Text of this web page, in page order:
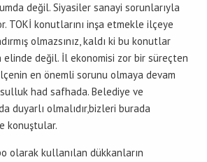
değil. Siyasiler sanayi sorunlarıyla
TOKİ konutlarını inşa etmekle ilçeye
olmazsınız, kaldı ki bu konutlar
değil. İl ekonomisi zor bir süreçten
en önemli sorunu olmaya devam
had safhada. Belediye ve
duyarlı olmalıdır,bizleri burada
konuştular.
olarak kullanılan dükkanların